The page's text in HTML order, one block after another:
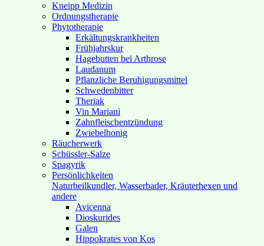
Kneipp Medizin
Ordnungstherapie
Phytotherapie
Erkältungskrankheiten
Frühjahrskur
Hagebutten bei Arthrose
Laudanum
Pflanzliche Beruhigungsmittel
Schwedenbitter
Theriak
Vin Mariani
Zahnfleischentzündung
Zwiebelhonig
Räucherwerk
Schüssler-Salze
Spagyrik
Persönlichkeiten
Naturheilkundler, Wasserbader, Kräuterhexen und
andere
Avicenna
Dioskurides
Galen
Hippokrates von Kos